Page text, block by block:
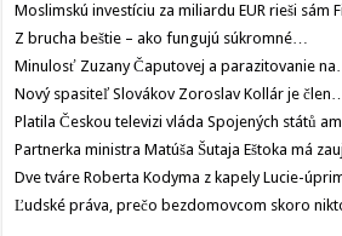
Moslimskú investíciu za miliardu EUR rieši sám
Z brucha beštie – ako fungujú súkromné…
Minulosť Zuzany Čaputovej a parazitovanie
Nový spasiteľ Slovákov Zoroslav Kollár je
Platila Českou televizi vláda Spojených států
Partnerka ministra Matúša Šutaja Eštoka má
Dve tváre Roberta Kodyma z kapely Lucie-
Ľudské práva, prečo bezdomovcom skoro